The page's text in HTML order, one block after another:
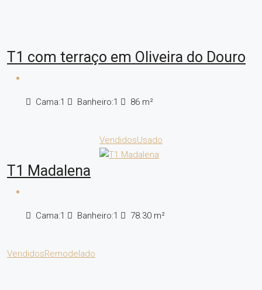
T1 com terraço em Oliveira do Douro
Cama:1 Banheiro:1 86 m²
VendidosUsado
T1 Madalena
Cama:1 Banheiro:1 78.30 m²
VendidosRemodelado